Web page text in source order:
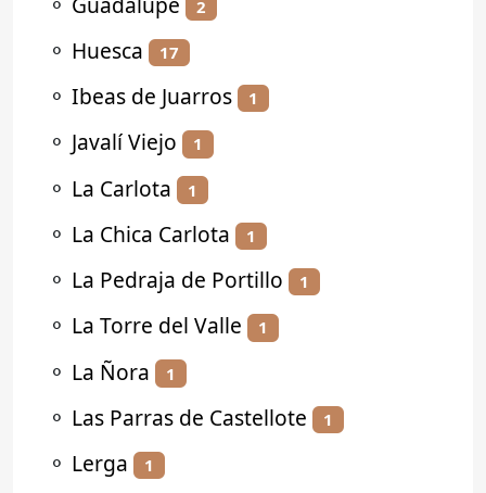
2
⚬ Huesca 17
⚬ Ibeas de Juarros 1
⚬ Javalí Viejo 1
⚬ La Carlota 1
⚬ La Chica Carlota 1
⚬ La Pedraja de Portillo 1
⚬ La Torre del Valle 1
⚬ La Ñora 1
⚬ Las Parras de Castellote 1
⚬ Lerga 1